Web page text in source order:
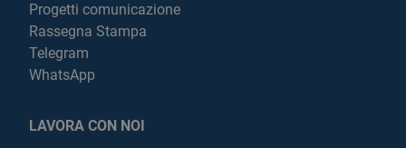
Progetti comunicazione
Rassegna Stampa
Telegram
WhatsApp
LAVORA CON NOI